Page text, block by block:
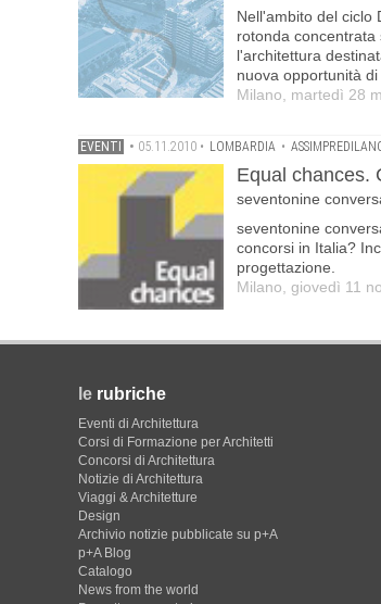
Nell'ambito del ciclo
rotonda
l'architettura
nuova opportunità
Milano, martedì 28
EVENTI • 05.11.2010 • LOMBARDIA •
Equal chances.
seventonine
seventonine
concorsi in Italia?
progettazione.
Milano, giovedì 11
le rubriche
Eventi di Architettura
Corsi di Formazione per Architetti
Concorsi di Architettura
Notizie di Architettura
Viaggi & Architetture
Design
Archivio notizie pubblicate su p+A
p+A Blog
Catalogo
News from the world